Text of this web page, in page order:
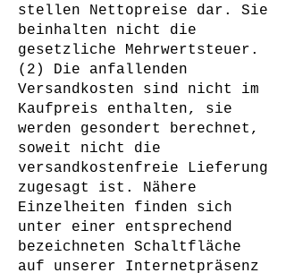
stellen Nettopreise dar. Sie
beinhalten nicht die
gesetzliche Mehrwertsteuer.
(2) Die anfallenden
Versandkosten sind nicht im
Kaufpreis enthalten, sie
werden gesondert berechnet,
soweit nicht die
versandkostenfreie Lieferung
zugesagt ist. Nähere
Einzelheiten finden sich
unter einer entsprechend
bezeichneten Schaltfläche
auf unserer Internetpräsenz